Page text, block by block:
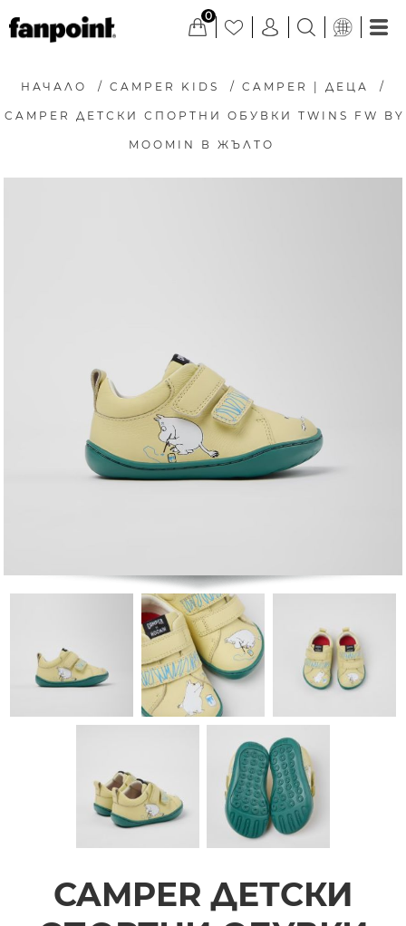
0
НАЧАЛО / CAMPER KIDS / CAMPER | ДЕЦА /
CAMPER ДЕТСКИ СПОРТНИ ОБУВКИ TWINS FW BY
MOOMIN В ЖЪЛТО
CAMPER ДЕТСКИ